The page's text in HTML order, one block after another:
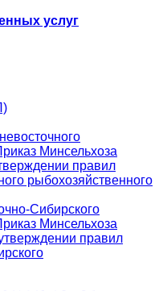
услуг
Минсельхоза
правил
рыбохозяйственного
Сибирского
Минсельхоза
правил